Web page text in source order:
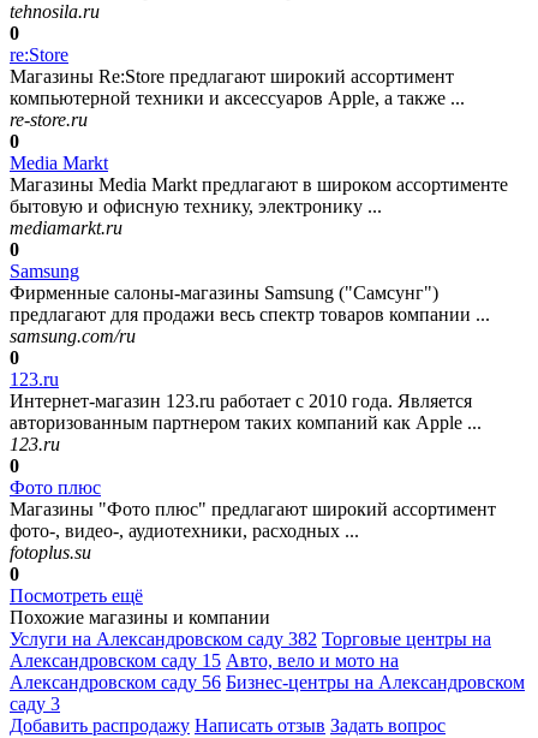
tehnosila.ru
0
re:Store
Магазины Re:Store предлагают широкий ассортимент
компьютерной техники и аксессуаров Apple, а также ...
re-store.ru
0
Media Markt
Магазины Media Markt предлагают в широком ассортименте
бытовую и офисную технику, электронику ...
mediamarkt.ru
0
Samsung
Фирменные салоны-магазины Samsung ("Самсунг")
предлагают для продажи весь спектр товаров компании ...
samsung.com/ru
0
123.ru
Интернет-магазин 123.ru работает с 2010 года. Является
авторизованным партнером таких компаний как Apple ...
123.ru
0
Фото плюс
Магазины "Фото плюс" предлагают широкий ассортимент
фото-, видео-, аудиотехники, расходных ...
fotoplus.su
0
Посмотреть ещё
Похожие магазины и компании
Услуги на Александровском саду 382 Торговые центры на
Александровском саду 15 Авто, вело и мото на
Александровском саду 56 Бизнес-центры на Александровском
саду 3
Добавить раcпродажу Написать отзыв Задать вопрос